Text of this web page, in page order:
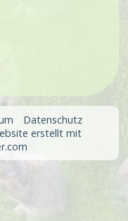
Datenschutz
erstellt mit